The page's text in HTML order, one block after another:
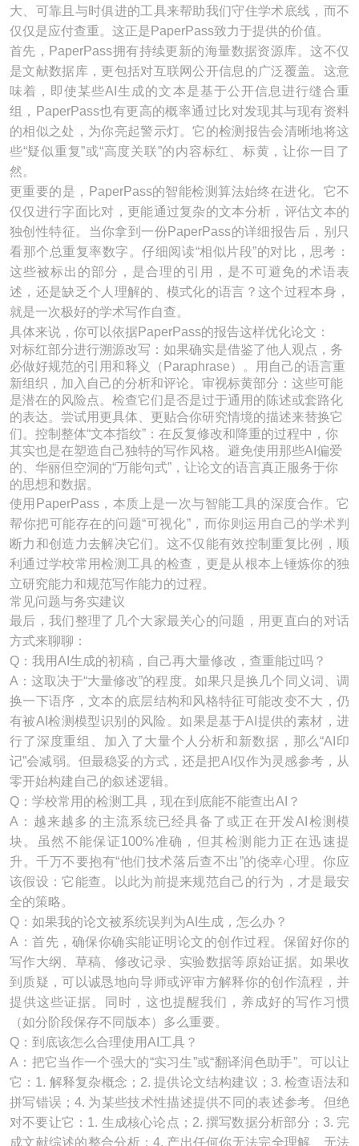
大、可靠且与时俱进的工具来帮助我们守住学术底线，而不
仅仅是应付查重。这正是PaperPass致力于提供的价值。
首先，PaperPass拥有持续更新的海量数据资源库。这不仅
是文献数据库，更包括对互联网公开信息的广泛覆盖。这意
味着，即使某些AI生成的文本是基于公开信息进行缝合重
组，PaperPass也有更高的概率通过比对发现其与现有资料
的相似之处，为你亮起警示灯。它的检测报告会清晰地将这
些“疑似重复”或“高度关联”的内容标红、标黄，让你一目了
然。
更重要的是，PaperPass的智能检测算法始终在进化。它不
仅仅进行字面比对，更能通过复杂的文本分析，评估文本的
独创性特征。当你拿到一份PaperPass的详细报告后，别只
看那个总重复率数字。仔细阅读“相似片段”的对比，思考：
这些被标出的部分，是合理的引用，是不可避免的术语表
述，还是缺乏个人理解的、模式化的语言？这个过程本身，
就是一次极好的学术写作自查。
具体来说，你可以依据PaperPass的报告这样优化论文：
对标红部分进行溯源改写：如果确实是借鉴了他人观点，务
必做好规范的引用和释义（Paraphrase）。用自己的语言重
新组织，加入自己的分析和评论。审视标黄部分：这些可能
是潜在的风险点。检查它们是否是过于通用的陈述或套路化
的表达。尝试用更具体、更贴合你研究情境的描述来替换它
们。控制整体“文本指纹”：在反复修改和降重的过程中，你
其实也是在塑造自己独特的写作风格。避免使用那些AI偏爱
的、华丽但空洞的“万能句式”，让论文的语言真正服务于你
的思想和数据。
使用PaperPass，本质上是一次与智能工具的深度合作。它
帮你把可能存在的问题“可视化”，而你则运用自己的学术判
断力和创造力去解决它们。这不仅能有效控制重复比例，顺
利通过学校常用检测工具的检查，更是从根本上锤炼你的独
立研究能力和规范写作能力的过程。
常见问题与务实建议
最后，我们整理了几个大家最关心的问题，用更直白的对话
方式来聊聊：
Q：我用AI生成的初稿，自己再大量修改，查重能过吗？
A：这取决于“大量修改”的程度。如果只是换几个同义词、调
换一下语序，文本的底层结构和风格特征可能改变不大，仍
有被AI检测模型识别的风险。如果是基于AI提供的素材，进
行了深度重组、加入了大量个人分析和新数据，那么“AI印
记”会减弱。但最稳妥的方式，还是把AI仅作为灵感参考，从
零开始构建自己的叙述逻辑。
Q：学校常用的检测工具，现在到底能不能查出AI？
A：越来越多的主流系统已经具备了或正在开发AI检测模
块。虽然不能保证100%准确，但其检测能力正在迅速提
升。千万不要抱有“他们技术落后查不出”的侥幸心理。你应
该假设：它能查。以此为前提来规范自己的行为，才是最安
全的策略。
Q：如果我的论文被系统误判为AI生成，怎么办？
A：首先，确保你确实能证明论文的创作过程。保留好你的
写作大纲、草稿、修改记录、实验数据等原始证据。如果收
到质疑，可以诚恳地向导师或评审方解释你的创作流程，并
提供这些证据。同时，这也提醒我们，养成好的写作习惯
（如分阶段保存不同版本）多么重要。
Q：到底该怎么合理使用AI工具？
A：把它当作一个强大的“实习生”或“翻译润色助手”。可以让
它：1. 解释复杂概念；2. 提供论文结构建议；3. 检查语法和
拼写错误；4. 为某些技术性描述提供不同的表述参考。但绝
对不要让它：1. 生成核心论点；2. 撰写数据分析部分；3. 完
成文献综述的整合分析；4. 产出任何你无法完全理解、无法